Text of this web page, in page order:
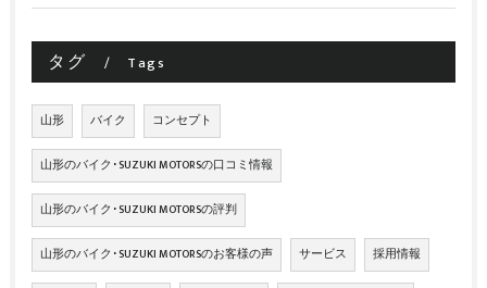
タグ Tags
山形 バイク コンセプト
山形のバイク･SUZUKI MOTORSの口コミ情報
山形のバイク･SUZUKI MOTORSの評判
山形のバイク･SUZUKI MOTORSのお客様の声 サービス 採用情報